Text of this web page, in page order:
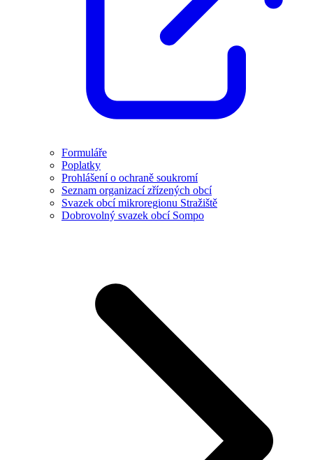
Formuláře
Poplatky
Prohlášení o ochraně soukromí
Seznam organizací zřízených obcí
Svazek obcí mikroregionu Stražiště
Dobrovolný svazek obcí Sompo